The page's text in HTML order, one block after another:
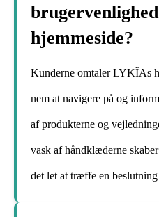
hjemmeside?
Kunderne omtaler LYKÏAs
nem at navigere på og
af produkterne og
vask af håndklæderne
det let at træffe en